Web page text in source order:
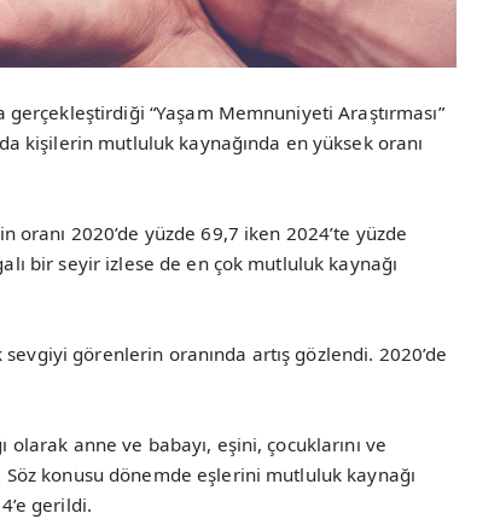
“Yaşam Memnuniyeti Araştırması”
kişilerin mutluluk kaynağında en yüksek oranı
2020’de yüzde 69,7 iken 2024’te yüzde
bir seyir izlese de en çok mutluluk kaynağı
görenlerin oranında artış gözlendi. 2020’de
anne ve babayı, eşini, çocuklarını ve
konusu dönemde eşlerini mutluluk kaynağı
gerildi.